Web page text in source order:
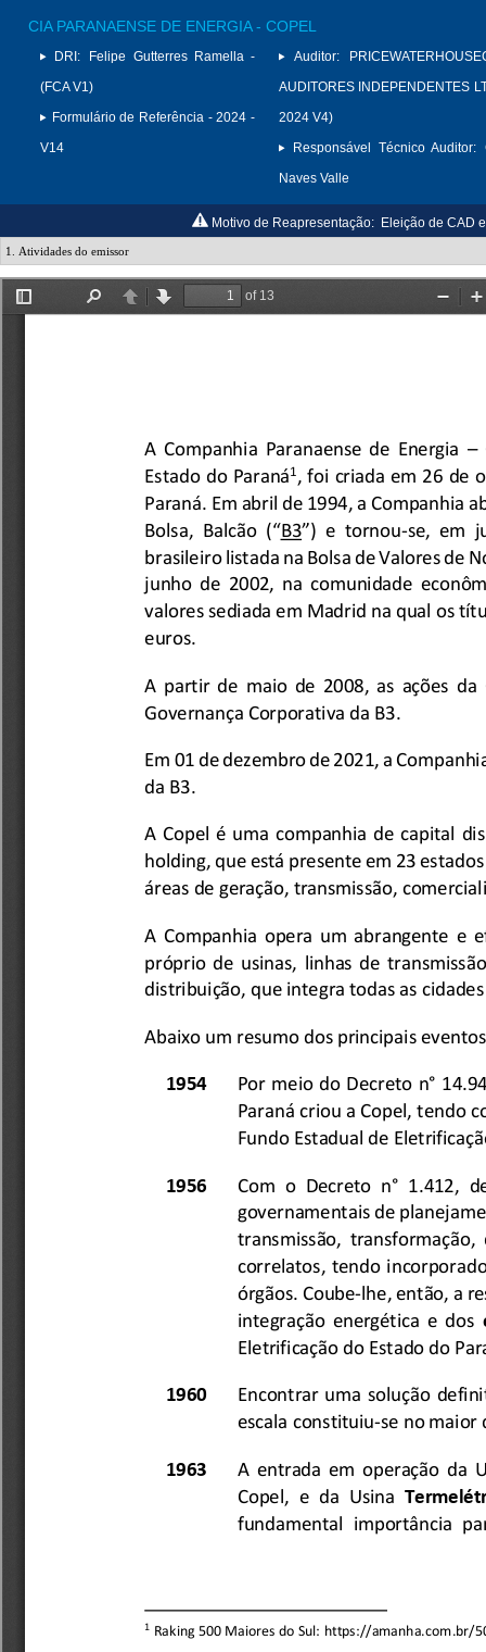
CIA PARANAENSE DE ENERGIA - COPEL
DRI:
Felipe Gutterres Ramella -
(FCA V1)
Formulário de Referência - 2024 -
V14
Auditor:
AUDITORES INDEPENDENTES
2024 V4)
Responsável Técnico Auditor:
Naves Valle
Motivo de Reapresentação: Eleição de CAD